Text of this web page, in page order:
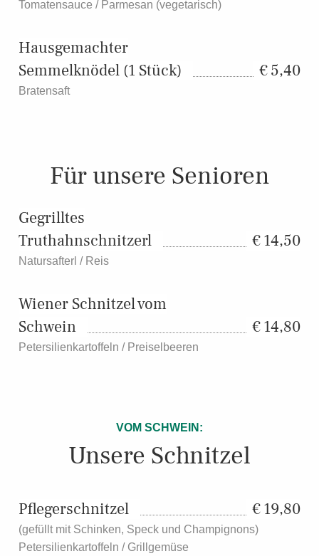
Tomatensauce / Parmesan (vegetarisch)
Hausgemachter
Semmelknödel (1 Stück)
5,40
Bratensaft
Für unsere Senioren
Gegrilltes
Truthahnschnitzerl
14,50
Natursafterl / Reis
Wiener Schnitzel vom
Schwein
14,80
Petersilienkartoffeln / Preiselbeeren
VOM SCHWEIN:
Unsere Schnitzel
Pflegerschnitzel 19,80
(gefüllt mit Schinken, Speck und Champignons)
Petersilienkartoffeln / Grillgemüse